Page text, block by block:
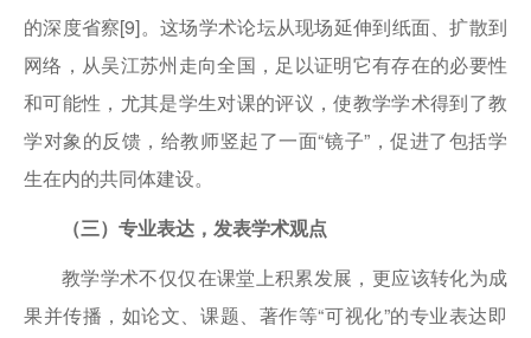
的深度省察[9]。这场学术论坛从现场延伸到纸面、扩散到
网络，从吴江苏州走向全国，足以证明它有存在的必要性
和可能性，尤其是学生对课的评议，使教学学术得到了教
学对象的反馈，给教师竖起了一面“镜子”，促进了包括学
生在内的共同体建设。
（三）专业表达，发表学术观点
教学学术不仅仅在课堂上积累发展，更应该转化为成
果并传播，如论文、课题、著作等“可视化”的专业表达即